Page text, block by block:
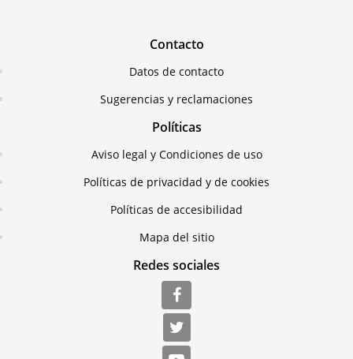
Contacto
Datos de contacto
Sugerencias y reclamaciones
Políticas
Aviso legal y Condiciones de uso
Políticas de privacidad y de cookies
Políticas de accesibilidad
Mapa del sitio
Redes sociales